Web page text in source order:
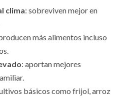
clima: sobreviven mejor en
más alimentos incluso
: aportan mejores
básicos como frijol, arroz